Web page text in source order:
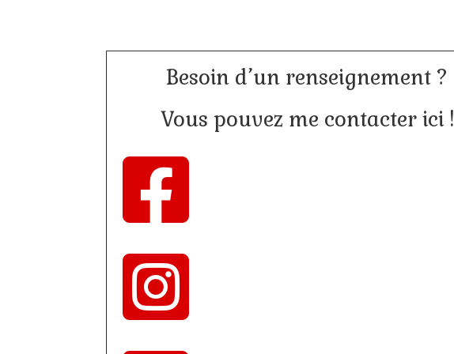
Besoin d’un renseignement ?
Vous pouvez me contacter ici !

